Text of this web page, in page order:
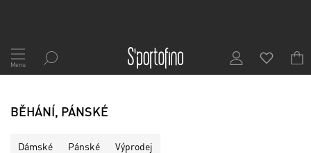
Přejít
na
obsah
Menu
BĚHÁNÍ, PÁNSKÉ
Dámské Pánské Výprodej